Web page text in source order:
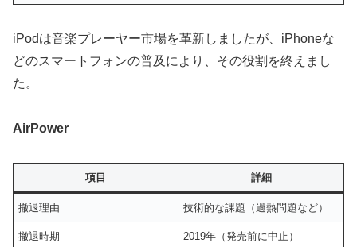
iPodは音楽プレーヤー市場を革新しましたが、iPhoneな
どのスマートフォンの普及により、その役割を終えまし
た。
AirPower
項目 詳細
撤退理由 技術的な課題（過熱問題など）
撤退時期 2019年（発売前に中止）